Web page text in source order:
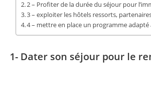
2 – Profiter de la durée du séjour pour
3 – exploiter les hôtels ressorts,
4 – mettre en place un programme adapté
1- Dater son séjour pour le